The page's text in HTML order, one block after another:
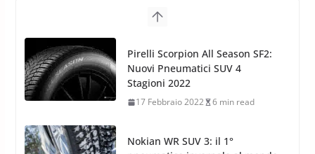
Nokian WR SUV 3: il 1°
pneumatico invernale al mondo
di classe A
13 Maggio 2015 2 min read
Nokian WR SUV 3: nuovi